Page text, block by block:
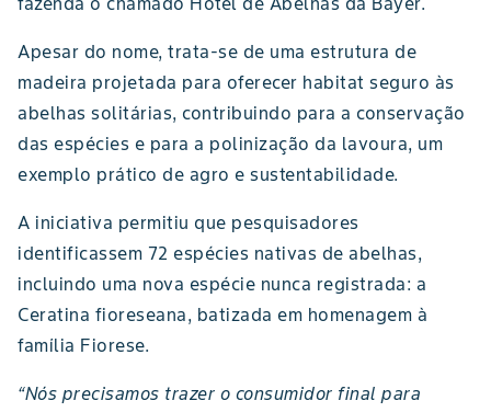
Apesar do nome, trata-se de uma estrutura de
madeira projetada para oferecer habitat seguro às
abelhas solitárias, contribuindo para a conservação
das espécies e para a polinização da lavoura, um
exemplo prático de agro e sustentabilidade.
A iniciativa permitiu que pesquisadores
identificassem 72 espécies nativas de abelhas,
incluindo uma nova espécie nunca registrada: a
Ceratina fioreseana, batizada em homenagem à
família Fiorese.
“Nós precisamos trazer o consumidor final para